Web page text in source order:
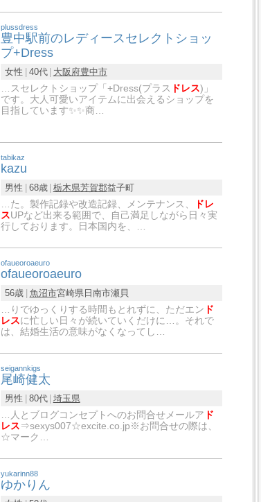
plussdress
豊中駅前のレディースセレクトショッ
プ+Dress
女性 40代 大阪府豊中市
…スセレクトショップ「+Dress(プラス ドレス)」
です。大人可愛いアイテムに出会えるショップを
目指しています✨✨商…
tabikaz
kazu
男性 68歳 栃木県芳賀郡益子町
…た。製作記録や改造記録、メンテナンス、
ドレ
スUPなど出来る範囲で、自己満足しながら日々実
行しております。日本国内を、…
ofaueoroaeuro
ofaueoroaeuro
56歳 魚沼市宮崎県日南市瀬貝
…りでゆっくりする時間もとれずに、ただエン ド
レスに忙しい日々が続いていくだけに…。それで
は、結婚生活の意味がなくなってし…
seigannkigs
尾崎健太
男性 80代 埼玉県
…人とブログコンセプトへのお問合せメールア ド
レス ⇒sexys007☆excite.co.jp※お問合せの際は、
☆マーク…
yukarinn88
ゆかりん